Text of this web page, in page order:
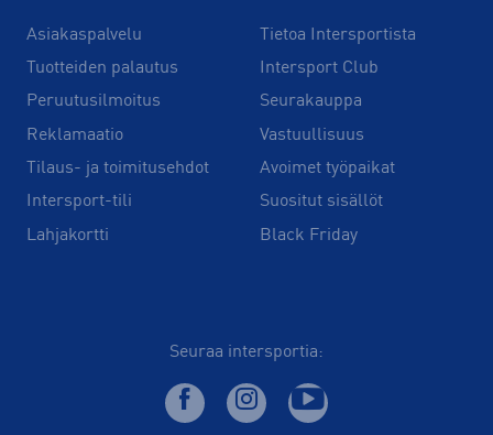
Asiakaspalvelu
Tuotteiden palautus
Peruutusilmoitus
Reklamaatio
Tilaus- ja toimitusehdot
Intersport-tili
Lahjakortti
Tietoa Intersportista
Intersport Club
Seurakauppa
Vastuullisuus
Avoimet työpaikat
Suositut sisällöt
Black Friday
Seuraa intersportia: